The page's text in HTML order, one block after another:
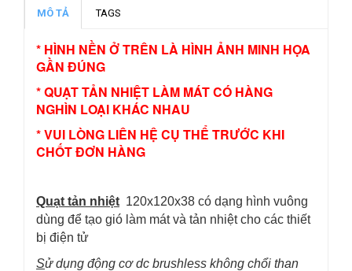
MÔ TẢ TAGS
* HÌNH NỀN Ở TRÊN LÀ HÌNH ẢNH MINH HỌA
GẦN ĐÚNG
* QUẠT TẢN NHIỆT LÀM MÁT CÓ HÀNG
NGHÌN LOẠI KHÁC NHAU
* VUI LÒNG LIÊN HỆ CỤ THỂ TRƯỚC KHI
CHỐT ĐƠN HÀNG
Quạt tản nhiệt 120x120x38 có dạng hình vuông
dùng để tạo gió làm mát và tản nhiệt cho các thiết
bị điện tử
Sử dụng động cơ dc brushless không chổi than